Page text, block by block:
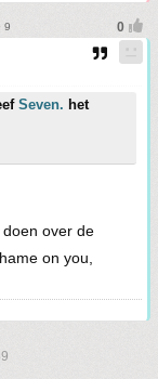
9
Seven. het
over de
on you,